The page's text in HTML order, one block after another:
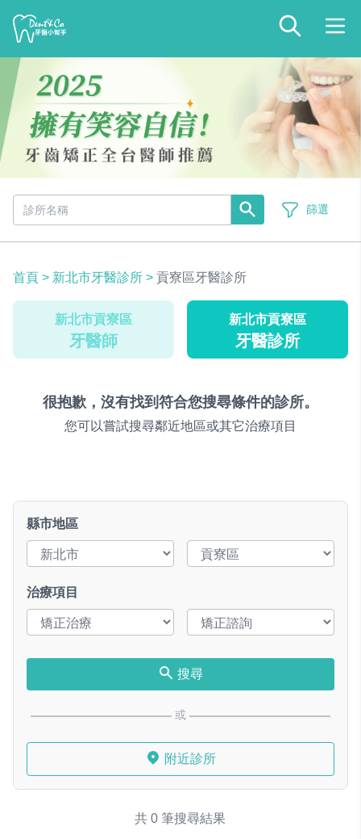
篩選
首頁 > 新北市牙醫診所 > 貢寮區牙醫診所
新北市貢寮區
牙醫師
新北市貢寮區
牙醫診所
很抱歉，沒有找到符合您搜尋條件的診所。
您可以嘗試搜尋鄰近地區或其它治療項目
縣市地區
治療項目
搜尋
或
附近診所
共 0 筆搜尋結果